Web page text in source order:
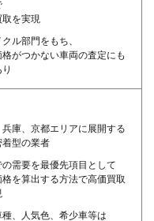
を実現
ル部門をもち、
格がつかない車両の査定にも
兵庫、京都エリアに展開する
着型の業者
需要を最優先項目として
格を算出する方法で高価買取
種、人気色、希少車等は